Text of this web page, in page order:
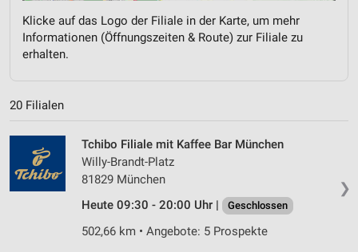
Klicke auf das Logo der Filiale in der Karte, um mehr
Informationen (Öffnungszeiten & Route) zur Filiale zu
erhalten.
20 Filialen
❯
Tchibo Filiale mit Kaffee Bar München
Willy-Brandt-Platz
81829 München
Heute 09:30 - 20:00 Uhr |
Geschlossen
502,66 km • Angebote: 5 Prospekte